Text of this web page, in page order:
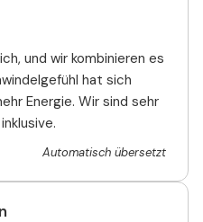
und wir kombinieren es
hat sich
Energie. Wir sind sehr
Automatisch übersetzt